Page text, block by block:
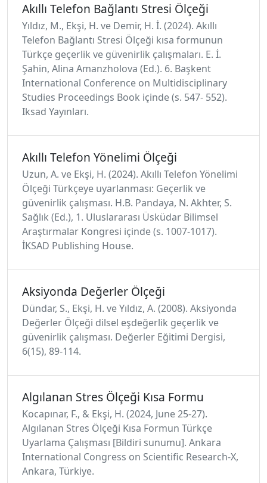
Akıllı Telefon Bağlantı Stresi Ölçeği
Yıldız, M., Ekşi, H. ve Demir, H. İ. (2024). Akıllı
Telefon Bağlantı Stresi Ölçeği kısa formunun
Türkçe geçerlik ve güvenirlik çalışmaları. E. İ.
Şahin, Alina Amanzholova (Ed.). 6. Başkent
International Conference on Multidisciplinary
Studies Proceedings Book içinde (s. 547- 552).
Iksad Yayınları.
Akıllı Telefon Yönelimi Ölçeği
Uzun, A. ve Ekşi, H. (2024). Akıllı Telefon Yönelimi
Ölçeği Türkçeye uyarlanması: Geçerlik ve
güvenirlik çalışması. H.B. Pandaya, N. Akhter, S.
Sağlık (Ed.), 1. Uluslararası Üsküdar Bilimsel
Araştırmalar Kongresi içinde (s. 1007-1017).
İKSAD Publishing House.
Aksiyonda Değerler Ölçeği
Dündar, S., Ekşi, H. ve Yıldız, A. (2008). Aksiyonda
Değerler Ölçeği dilsel eşdeğerlik geçerlik ve
güvenirlik çalışması. Değerler Eğitimi Dergisi,
6(15), 89-114.
Algılanan Stres Ölçeği Kısa Formu
Kocapınar, F., & Ekşi, H. (2024, June 25-27).
Algılanan Stres Ölçeği Kısa Formun Türkçe
Uyarlama Çalışması [Bildiri sunumu]. Ankara
International Congress on Scientific Research-X,
Ankara, Türkiye.